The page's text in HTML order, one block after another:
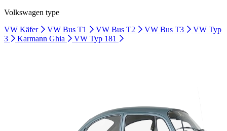
Volkswagen type
VW Käfer
VW Bus T1 VW Bus T2 VW Bus T3
VW Typ
3
Karmann Ghia VW Typ 181